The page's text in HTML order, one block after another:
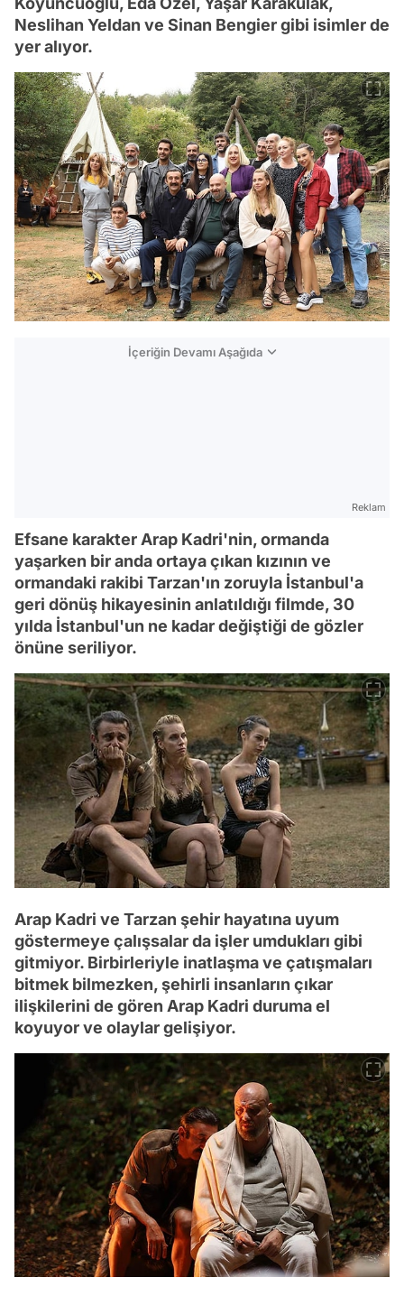
Neslihan Yeldan ve Sinan Bengier gibi isimler de
yer alıyor.
İçeriğin Devamı Aşağıda
Reklam
Efsane karakter Arap Kadri'nin, ormanda
yaşarken bir anda ortaya çıkan kızının ve
ormandaki rakibi Tarzan'ın zoruyla İstanbul'a
geri dönüş hikayesinin anlatıldığı filmde, 30
yılda İstanbul'un ne kadar değiştiği de gözler
önüne seriliyor.
Arap Kadri ve Tarzan şehir hayatına uyum
göstermeye çalışsalar da işler umdukları gibi
gitmiyor. Birbirleriyle inatlaşma ve çatışmaları
bitmek bilmezken, şehirli insanların çıkar
ilişkilerini de gören Arap Kadri duruma el
koyuyor ve olaylar gelişiyor.